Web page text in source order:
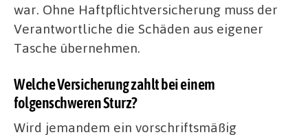
war. Ohne Haftpflichtversicherung muss der
Verantwortliche die Schäden aus eigener
Tasche übernehmen.
Welche Versicherung zahlt bei einem
folgenschweren Sturz?
Wird jemandem ein vorschriftsmäßig